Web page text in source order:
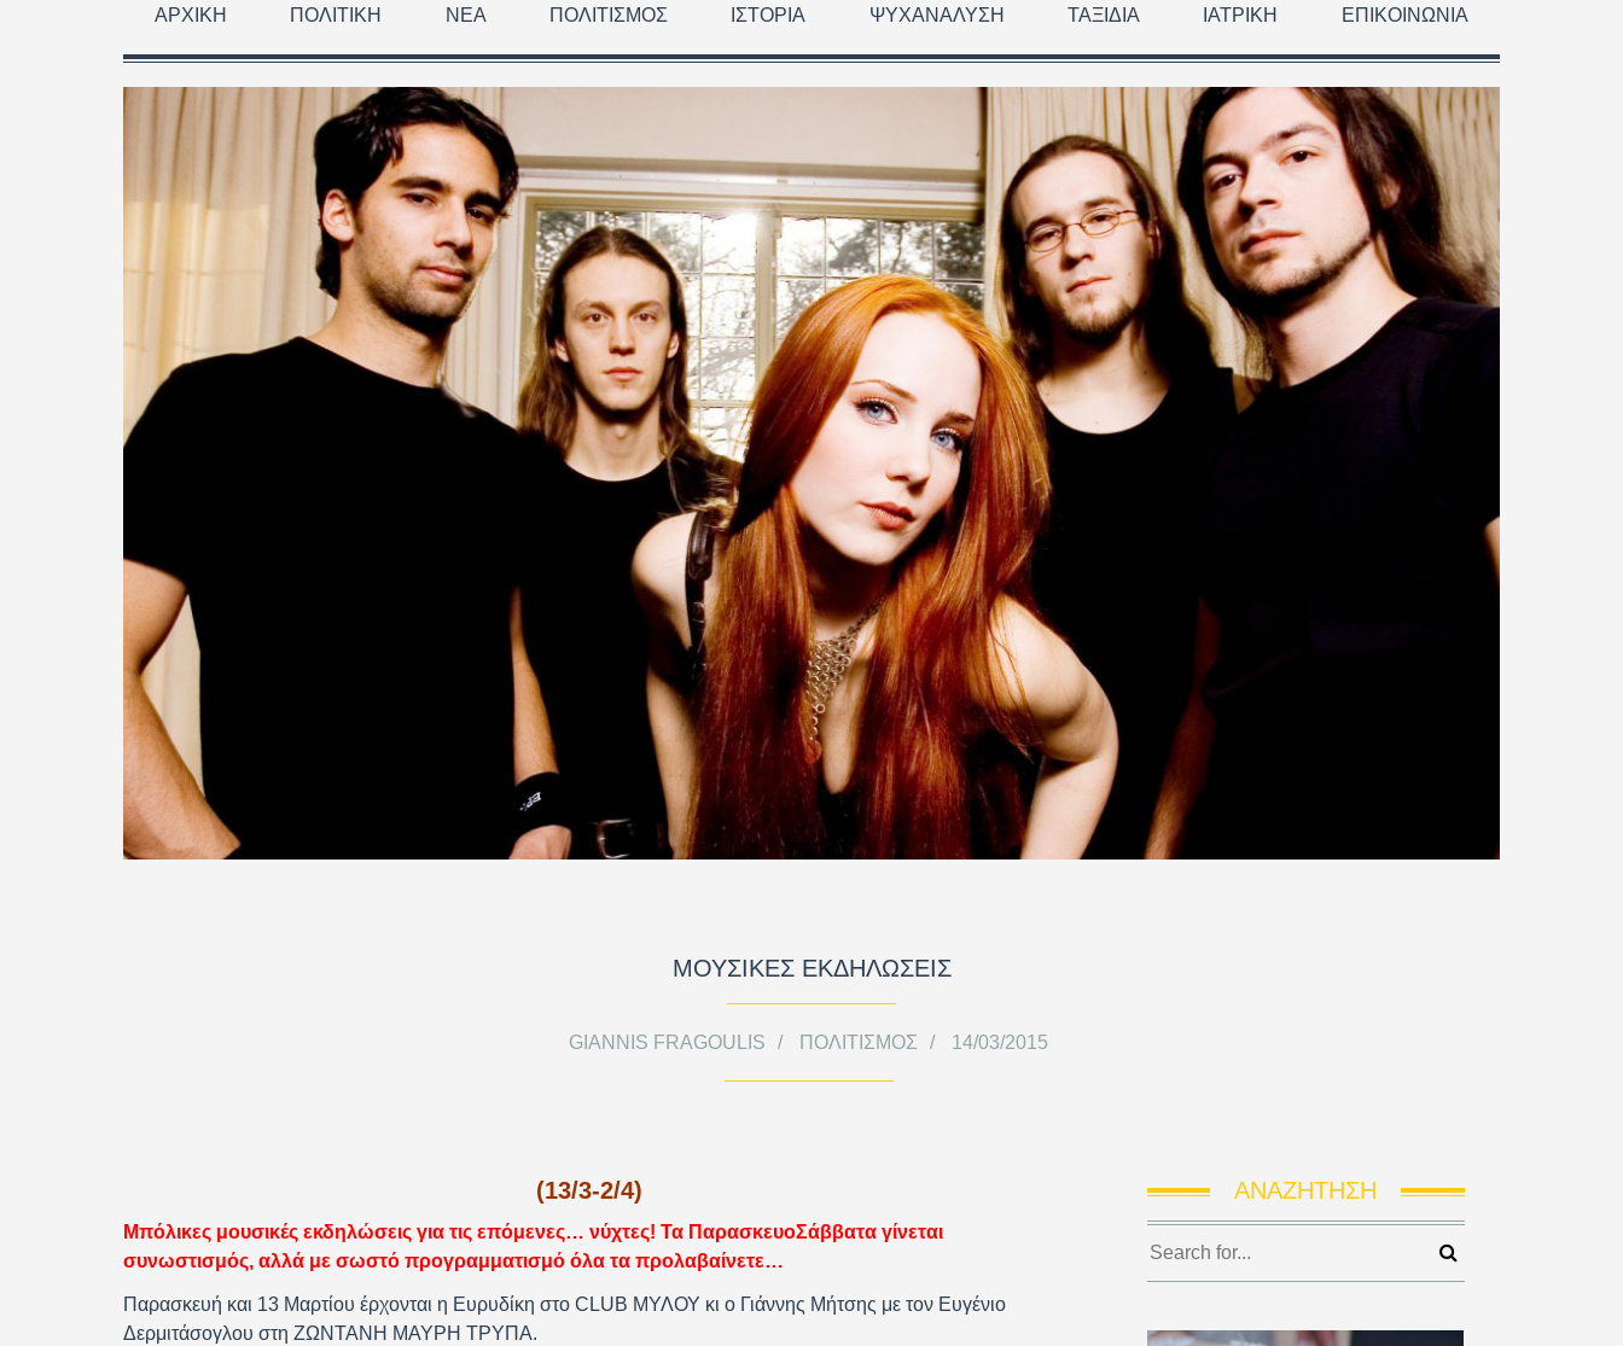
ΑΡΧΙΚΉ ΠΟΛΙΤΙΚΉ ΝΈΑ ΠΟΛΙΤΙΣΜΌΣ ΙΣΤΟΡΊΑ ΨΥΧΑΝΆΛΥΣΗ ΤΑΞΊΔΙΑ ΙΑΤΡΙΚΉ ΕΠΙΚΟΙΝΩΝΊΑ
ΜΟΥΣΙΚΕΣ ΕΚΔΗΛΩΣΕΙΣ
GIANNIS FRAGOULIS ΠΟΛΙΤΙΣΜΌΣ 14/03/2015
(13/3-2/4)
Μπόλικες μουσικές εκδηλώσεις για τις επόμενες… νύχτες! Τα ΠαρασκευοΣάββατα γίνεται
συνωστισμός, αλλά με σωστό προγραμματισμό όλα τα προλαβαίνετε…
Παρασκευή και 13 Μαρτίου έρχονται η Ευρυδίκη στο CLUB ΜΥΛΟΥ κι ο Γιάννης Μήτσης με τον Ευγένιο
Δερμιτάσογλου στη ΖΩΝΤΑΝΗ ΜΑΥΡΗ ΤΡΥΠΑ.
ΑΝΑΖΉΤΗΣΗ